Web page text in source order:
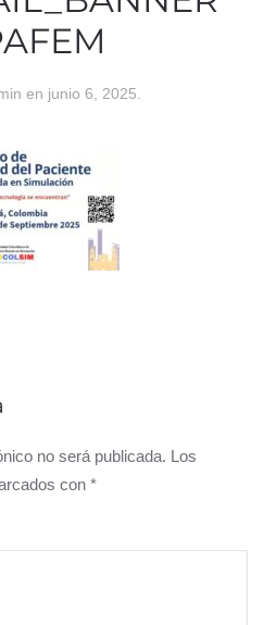
en junio 6, 2025
no será publicada. Los
con *